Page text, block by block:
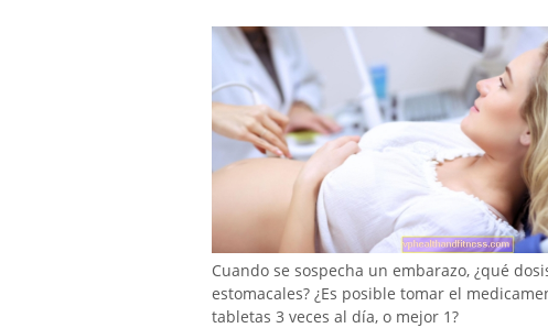
Cuando se sospecha un embarazo, ¿qué
estomacales? ¿Es posible tomar el
tabletas 3 veces al día, o mejor 1?